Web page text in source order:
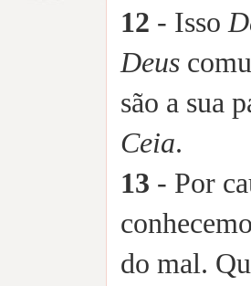
12 - Isso
Deus
são a sua
Ceia.
13 - Por
do mal.